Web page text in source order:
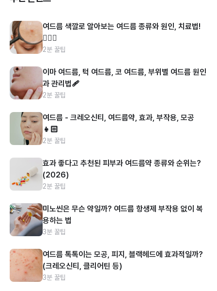
여드름 색깔로 알아보는 여드름 종류와 원인, 치료법!
👩🏻‍⚕️
2분 꿀팁
이마 여드름, 턱 여드름, 코 여드름, 부위별 여드름 원인
과 관리법🩹
2분 꿀팁
여드름 - 크레오신티, 여드름약, 효과, 부작용, 모공
👧🏻
2분 꿀팁
효과 좋다고 추천된 피부과 여드름약 종류와 순위는?
(2026)
2분 꿀팁
미노씬은 무슨 약일까? 여드름 항생제 부작용 없이 복
용하는 법
3분 꿀팁
여드름 톡톡이는 모공, 피지, 블랙헤드에 효과적일까?
(크레오신티, 클리어틴 등)
3분 꿀팁